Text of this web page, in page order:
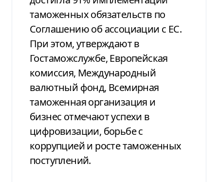
таможенных обязательств по
Соглашению об ассоциации с ЕС.
При этом, утверждают в
Гостаможслужбе, Европейская
комиссия, Международный
валютный фонд, Всемирная
таможенная организация и
бизнес отмечают успехи в
цифровизации, борьбе с
коррупцией и росте таможенных
поступлений.